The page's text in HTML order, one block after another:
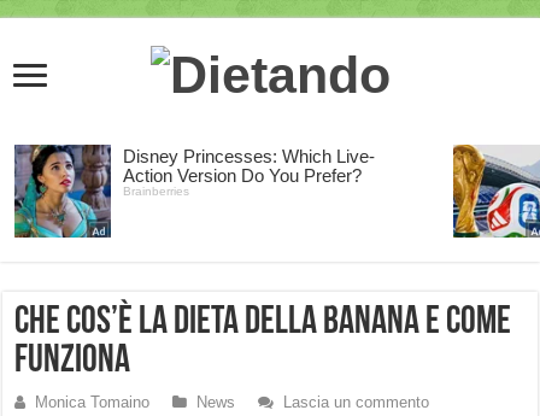
Che cos’è la dieta della banana e come
funziona
Monica Tomaino News Lascia un commento